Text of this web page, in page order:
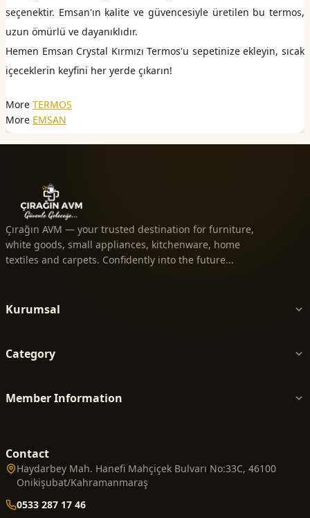
seçenektir. Emsan'ın kalite ve güvencesiyle üretilen bu termos,
uzun ömürlü ve dayanıklıdır.
Hemen Emsan Crystal Kırmızı Termos'u sepetinize ekleyin, sıcak
içeceklerin keyfini her yerde çıkarın!
More TERMOS
More EMSAN
Çırağın AVM — your trusted destination for furniture,
white goods, small appliances, kitchenware, home
textiles and carpets. Confidently into the future...
Kurumsal
Category
Member Information
Contact
Haydarbey Mah. Hanefi Mahçiçek Bulvarı No:33C, 46100
Onikişubat/Kahramanmaraş
0533 287 17 46